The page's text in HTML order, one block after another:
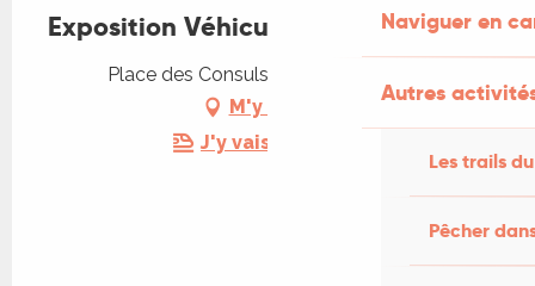
Naviguer en
Autres
Les trails
Pêcher
Exposition Véhicules anciens
Place des Consuls, 46130 Bretenoux
M'y rendre
J'y vais en train !